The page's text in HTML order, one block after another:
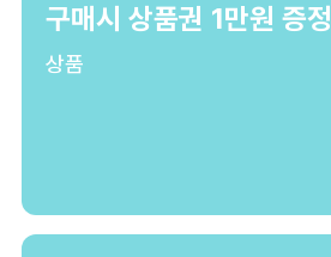
구매시 상품권 1만원 증정
상품